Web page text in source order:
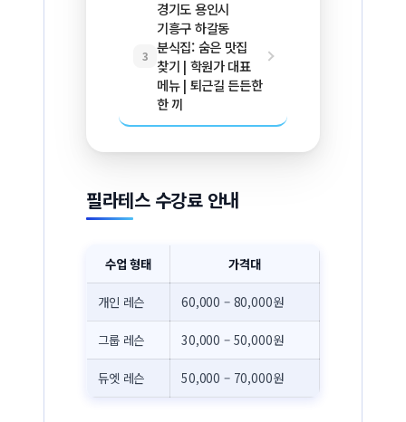
3
경기도 용인시
기흥구 하갈동
분식집: 숨은 맛집
찾기 | 학원가 대표
메뉴 | 퇴근길 든든한
한 끼
필라테스 수강료 안내
수업 형태 가격대
개인 레슨 60,000 – 80,000원
그룹 레슨 30,000 – 50,000원
듀엣 레슨 50,000 – 70,000원